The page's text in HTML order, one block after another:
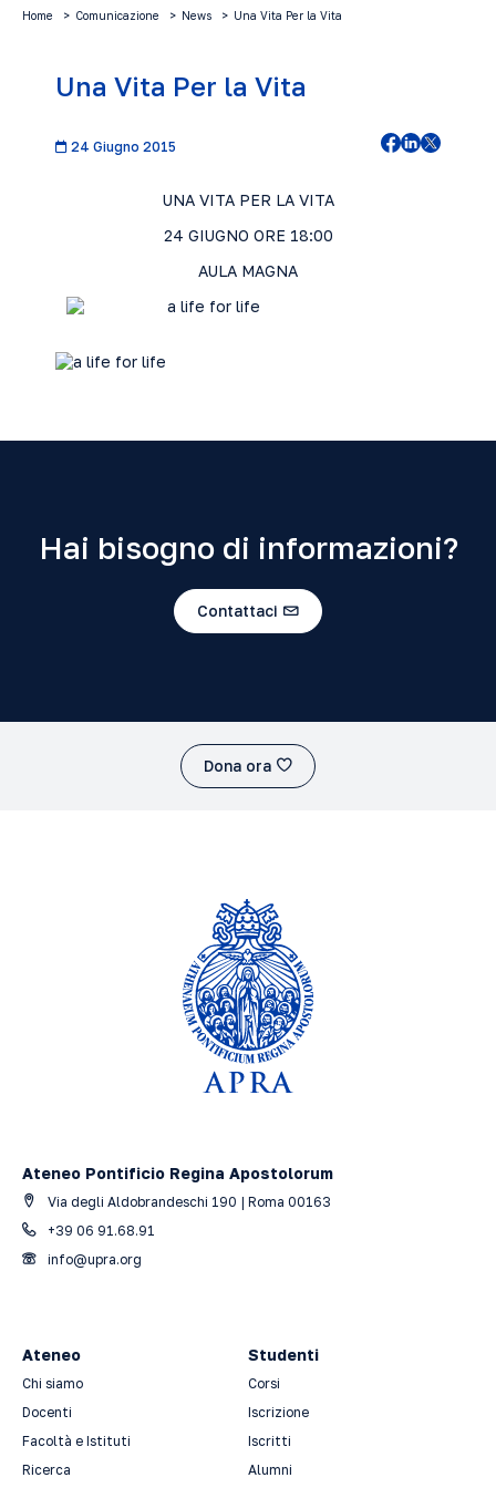
Home Comunicazione News Una Vita Per la Vita
Una Vita Per la Vita
24 Giugno 2015
UNA VITA PER LA VITA
24 GIUGNO ORE 18:00
AULA MAGNA
Hai bisogno di informazioni?
Contattaci
Dona ora
Ateneo Pontificio Regina Apostolorum
Via degli Aldobrandeschi 190 | Roma 00163
+39 06 91.68.91
info@upra.org
Ateneo
Chi siamo
Docenti
Facoltà e Istituti
Ricerca
Studenti
Corsi
Iscrizione
Iscritti
Alumni